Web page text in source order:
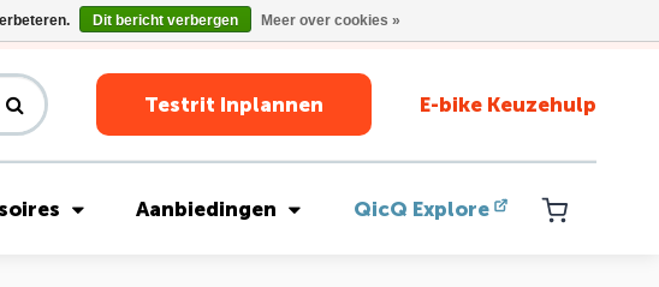
leverbaar!
Testrit Inplannen E-bike Keuzehulp
Aanbiedingen QicQ Explore
Dit bericht verbergen Meer over cookies »